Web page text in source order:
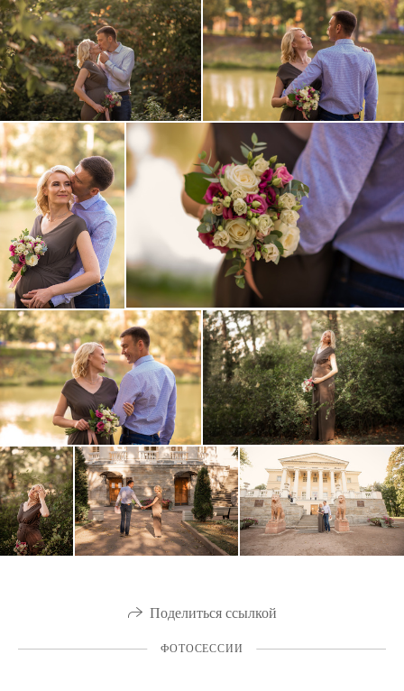
Поделиться ссылкой
ФОТОСЕССИИ